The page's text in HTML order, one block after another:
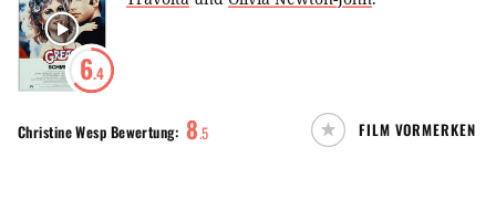
6.4
Christine Wesp Bewertung: 8.5 FILM VORMERKEN